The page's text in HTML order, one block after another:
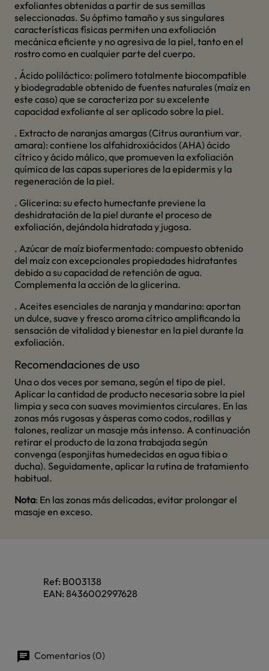
exfoliantes obtenidas a partir de sus semillas
seleccionadas. Su óptimo tamaño y sus singulares
características físicas permiten una exfoliación
mecánica eficiente y no agresiva de la piel, tanto en el
rostro como en cualquier parte del cuerpo.
. Ácido poliláctico: polímero totalmente biocompatible
y biodegradable obtenido de fuentes naturales (maíz en
este caso) que se caracteriza por su excelente
capacidad exfoliante al ser aplicado sobre la piel.
. Extracto de naranjas amargas (Citrus aurantium var.
amara): contiene los alfahidroxiácidos (AHA) ácido
cítrico y ácido málico, que promueven la exfoliación
química de las capas superiores de la epidermis y la
regeneración de la piel.
. Glicerina: su efecto humectante previene la
deshidratación de la piel durante el proceso de
exfoliación, dejándola hidratada y jugosa.
. Azúcar de maíz biofermentado: compuesto obtenido
del maíz con excepcionales propiedades hidratantes
debido a su capacidad de retención de agua.
Complementa la acción de la glicerina.
. Aceites esenciales de naranja y mandarina: aportan
un dulce, suave y fresco aroma cítrico amplificando la
sensación de vitalidad y bienestar en la piel durante la
exfoliación.
Recomendaciones de uso
Una o dos veces por semana, según el tipo de piel.
Aplicar la cantidad de producto necesaria sobre la piel
limpia y seca con suaves movimientos circulares. En las
zonas más rugosas y ásperas como codos, rodillas y
talones, realizar un masaje más intenso. A continuación
retirar el producto de la zona trabajada según
convenga (esponjitas humedecidas en agua tibia o
ducha). Seguidamente, aplicar la rutina de tratamiento
habitual.
Nota: En las zonas más delicadas, evitar prolongar el
masaje en exceso.
Ref: B003138
EAN: 8436002997628
Comentarios (0)